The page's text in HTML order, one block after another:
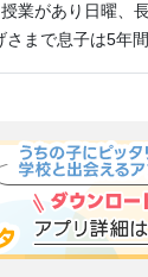
業があり日曜、
まで息子は5年